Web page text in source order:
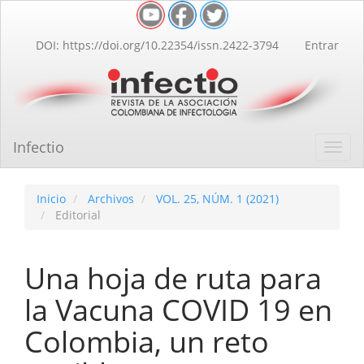
Contenido
principal
lateral
DOI: https://doi.org/10.22354/issn.2422-3794 Entrar
Infectio
Inicio Archivos
VOL. 25, NÚM. 1 (2021)
Editorial
Una hoja de ruta para
la Vacuna COVID 19 en
Colombia, un reto